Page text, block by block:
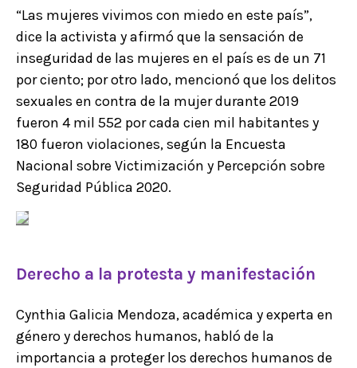
“Las mujeres vivimos con miedo en este país”,
dice la activista y afirmó que la sensación de
inseguridad de las mujeres en el país es de un 71
por ciento; por otro lado, mencionó que los delitos
sexuales en contra de la mujer durante 2019
fueron 4 mil 552 por cada cien mil habitantes y
180 fueron violaciones, según la Encuesta
Nacional sobre Victimización y Percepción sobre
Seguridad Pública 2020.
Derecho a la protesta y manifestación
Cynthia Galicia Mendoza, académica y experta en
género y derechos humanos, habló de la
importancia a proteger los derechos humanos de